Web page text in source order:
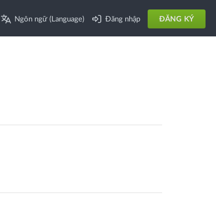
Ngôn ngữ (Language) Đăng nhập ĐĂNG KÝ